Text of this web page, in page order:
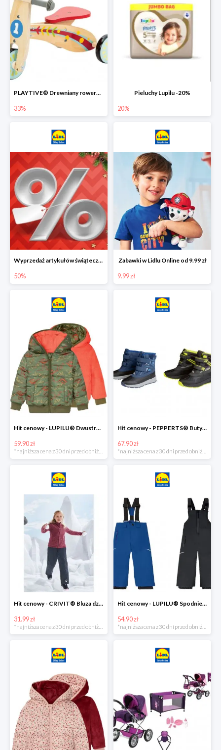
PLAYTIVE® Drewniany rowerek biegowy -33%
33%
Pieluchy Lupilu -20%
20%
Wyprzedaż artykułów świątecznych w Lidlu Online
50%
Zabawki w Lidlu Online od 9.99 zł
9.99 zł
Hit cenowy - LUPILU® Dwustronna kurtka dziecięca z polarem
59.90 zł
*najniższa cena z 30 dni przed obniżką
Hit cenowy - PEPPERTS® Buty zimowe chłopięce
67.90 zł
*najniższa cena z 30 dni przed obniżką
Hit cenowy - CRIVIT® Bluza dziewczęca z polaru
31.99 zł
Hit cenowy - LUPILU® Spodnie narciarskie chłopięce
54.90 zł